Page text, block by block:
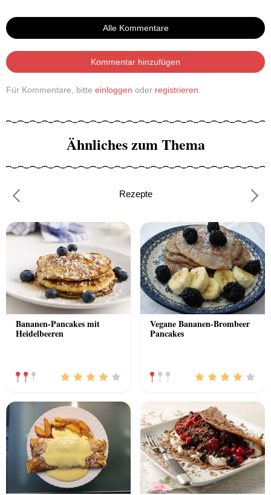
Alle Kommentare
Kommentar hinzufügen
Für Kommentare, bitte einloggen oder registrieren
Ähnliches zum Thema
Rezepte
Bananen-Pancakes mit
Heidelbeeren
Vegane Bananen-Brombeer
Pancakes